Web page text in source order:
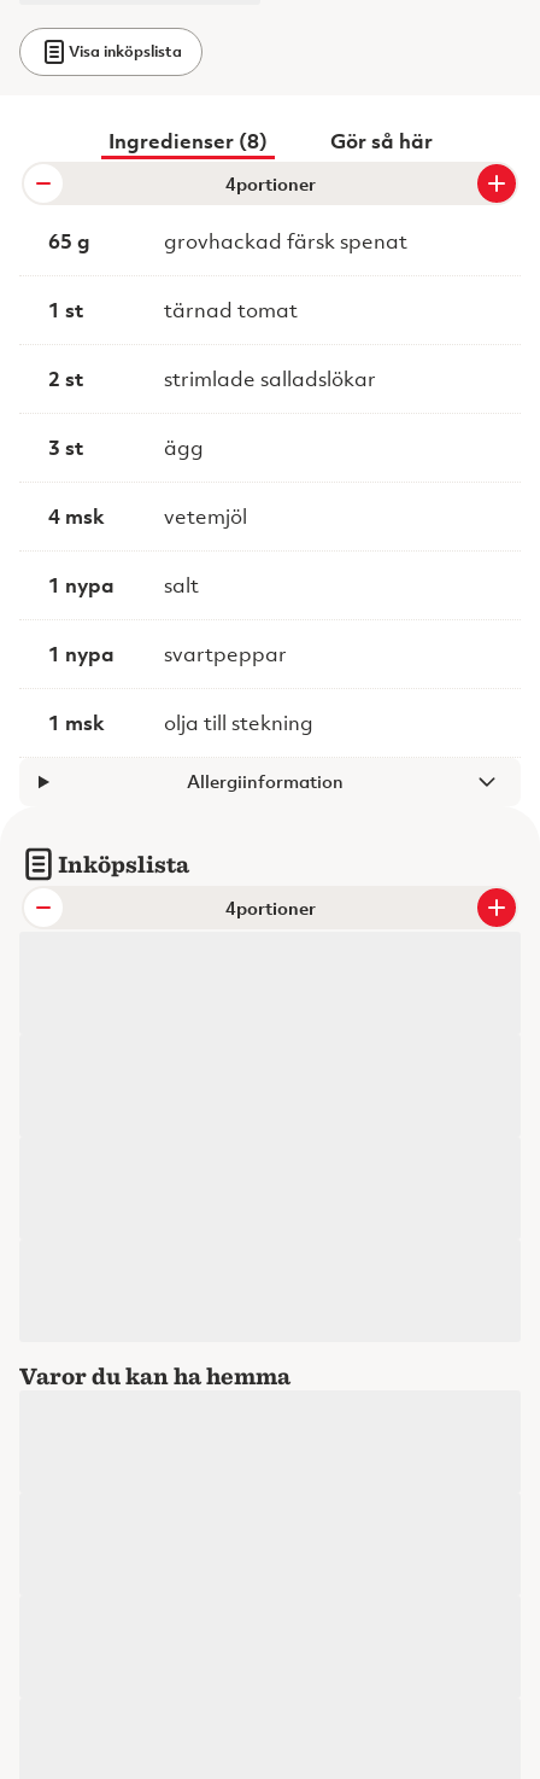
Visa inköpslista
Ingredienser (8) Gör så här
portioner
65 g grovhackad färsk spenat
1 st tärnad tomat
2 st strimlade salladslökar
3 st ägg
4 msk vetemjöl
1 nypa salt
1 nypa svartpeppar
1 msk olja till stekning
Allergiinformation
Inköpslista
portioner
Varor du kan ha hemma